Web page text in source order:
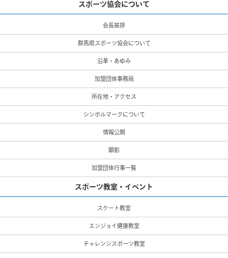
スポーツ協会について
会長挨拶
群馬県スポーツ協会について
沿革・あゆみ
加盟団体事務局
所在地・アクセス
シンボルマークについて
情報公開
顕彰
加盟団体行事一覧
スポーツ教室・イベント
スケート教室
エンジョイ健康教室
チャレンジスポーツ教室